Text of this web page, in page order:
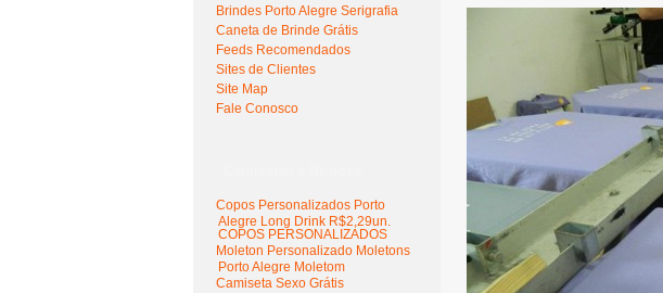
Brindes Porto Alegre Serigrafia
Caneta de Brinde Grátis
Feeds Recomendados
Sites de Clientes
Site Map
Fale Conosco
Copos Personalizados Porto
Alegre Long Drink R$2,29un.
COPOS PERSONALIZADOS
Moleton Personalizado Moletons
Porto Alegre Moletom
Camiseta Sexo Grátis